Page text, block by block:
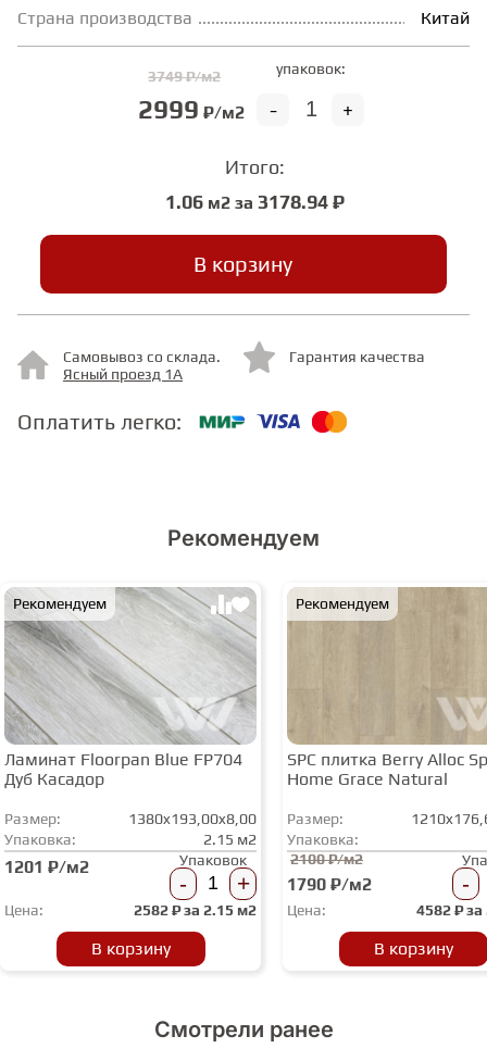
ИНЖЕНЕРНЫЙ МОДУЛЬ
ФАНЕРА
МИНЕРАЛЬНО-КАМЕННЫЙ
ЛАМИНАТ MSPC
ЛАМИНАТ SWF
Страна производства
Китай
3749 ₽/м2
2999 ₽/м2
упаковок:
+
-
Итого:
1.06м2 за 3178.94 ₽
В корзину
Самовывоз со склада.
Ясный проезд 1А
Гарантия качества
Оплатить легко:
Рекомендуем
Рекомендуем
Ламинат Floorpan Blue FP704
Дуб Касадор
Размер:
1380x193,00x8,00
Упаковка:
2.15 м2
1201 ₽/м2 Упаковок
- +
Цена: 2582₽ за 2.15 м2
В корзину
Рекомендуем
SPC плитка Berry Alloc
Home Grace Natural
Размер:
Упаковка:
2100 ₽/м2
1790 ₽/м2 -
Цена: 4582₽ за
В корзину
Смотрели ранее